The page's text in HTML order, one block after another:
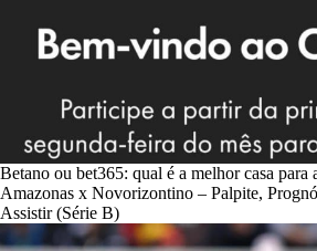
Betano ou bet365: qual é a melhor casa para
Amazonas x Novorizontino – Palpite,
Assistir (Série B)